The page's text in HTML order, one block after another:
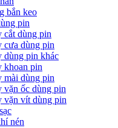
bắn keo
pin
cắt dùng pin
cưa dùng pin
dùng pin khác
khoan pin
mài dùng pin
vặn ốc dùng pin
vặn vít dùng pin
nén